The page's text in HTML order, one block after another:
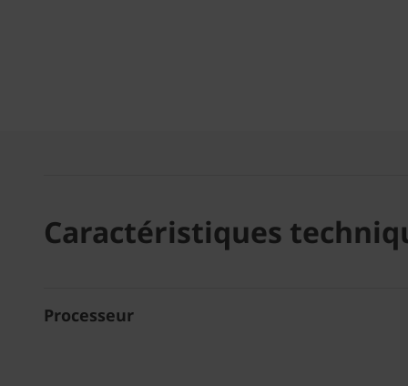
Caractéristiques
Processeur